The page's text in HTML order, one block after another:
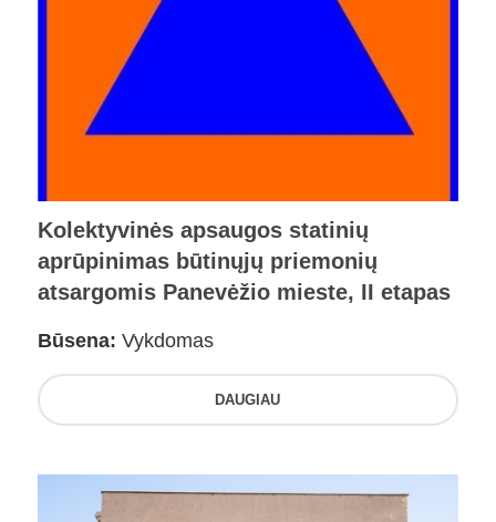
Kolektyvinės apsaugos statinių
aprūpinimas būtinųjų priemonių
atsargomis Panevėžio mieste, II etapas
Būsena: Vykdomas
DAUGIAU